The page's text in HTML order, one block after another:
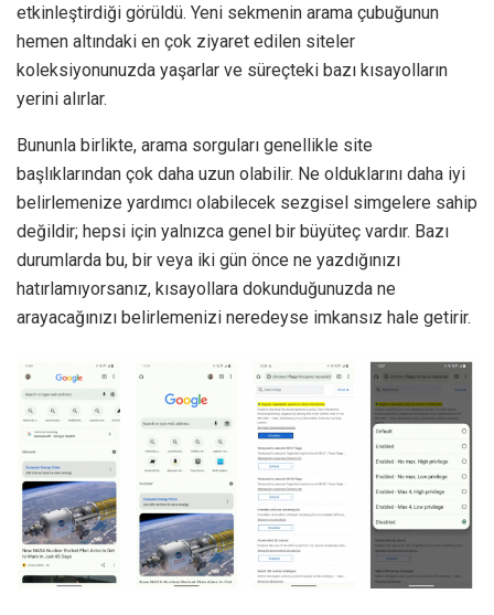
etkinleştirdiği görüldü. Yeni sekmenin arama çubuğunun
hemen altındaki en çok ziyaret edilen siteler
koleksiyonunuzda yaşarlar ve süreçteki bazı kısayolların
yerini alırlar.
Bununla birlikte, arama sorguları genellikle site
başlıklarından çok daha uzun olabilir. Ne olduklarını daha iyi
belirlemenize yardımcı olabilecek sezgisel simgelere sahip
değildir; hepsi için yalnızca genel bir büyüteç vardır. Bazı
durumlarda bu, bir veya iki gün önce ne yazdığınızı
hatırlamıyorsanız, kısayollara dokunduğunuzda ne
arayacağınızı belirlemenizi neredeyse imkansız hale getirir.